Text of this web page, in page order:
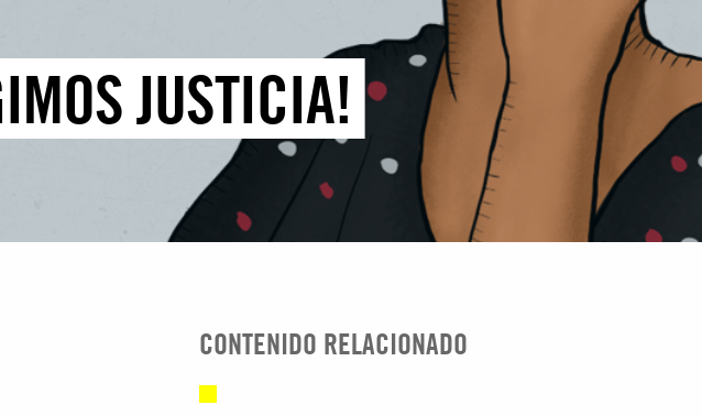
JUSTICIA!
CONTENIDO RELACIONADO